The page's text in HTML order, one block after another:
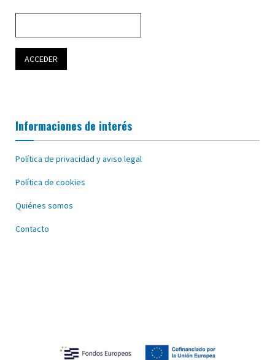
Informaciones de interés
Política de privacidad y aviso legal
Política de cookies
Quiénes somos
Contacto